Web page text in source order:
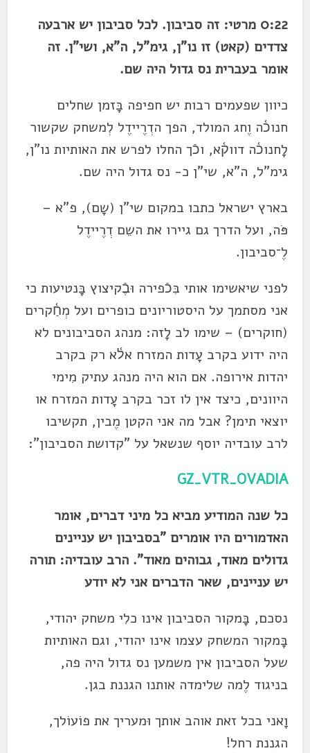
0:22 מרטי: זה סביבון. לכל סביבון יש ארבעה
צדדים (קאט) זו נו"ן, גימ"ל, ה"א, ושי"ן. זה
אומר בעברית נס גדול היה שם.
כיוון שפעמים רבות יש חפיפה בָּזמן שחלים
חנוכ֫ה וֶחג המולד, הפך הדְרֶיידֶל לְמשחק שקשור
לָחנוכ֫ה דווק֫א, וכֿך החלו לפרש את האותיות נו"ן,
גימ"ל, ה"א, שי"ן כ- נס גדול היה שם.
בארץ ישראל כתבו במקום שי"ן (שָם), פ"א –
פֹּה, ועל הדרך גם גיירו את השֵם דְרֶיידֶל
לֶ־סביבון.
לפני שיאשימו אותי בִּכֿפירה וּבֶֿקיצוץ בָּנטיעות כי
אני מסתמך על היסטוריונים כופרים ועל מְחַ֫קרים
(חוקרים) – שימו לב לָזה: מנהג הסביבונים לא
היה ידוע בקרב עָדות המזרח אל֫א רק בקרב
יהדות אירופה. אם הוא היה מנהג עתיק מִימי
היוונים, כיצד אין לו זכר בקרב עָדות המזרח או
יוצאי תימן? אבל מה אני הקטן מֶבין, תקשיבו
לרב עובדיה יוסף שנשאל על "קדושת הסביבון":
GZ_VTR_OVADIA
כל שנה המודיע מביא כל מיני דברים, אומר
האדמורים היו אומרים "בסביבון יש עניינים
גדולים מאוד, גבוהים מאוד". הרב עובדיה: תורה
יש עניינים, שאר הדברים אני לא יודע
נסכם, בָּמקור הסביבון אינו כלִי משחק יהודי,
בָּמקור המשחק עצמו אינו יהודי, וגם האותיות
שעל הסביבון אין משמען נס גדול היה פה,
בניגוד לֶמה שלימדה אותנו הגננת בגן.
וָאני בכל זאת אוהב אותך וּמעריך את פוֹעוֹלך,
הגננת רחל!